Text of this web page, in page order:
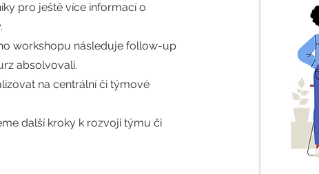
pro ještě více informací o
workshopu následuje follow-up
absolvovali.
na centrální či týmové
další kroky k rozvoji týmu či